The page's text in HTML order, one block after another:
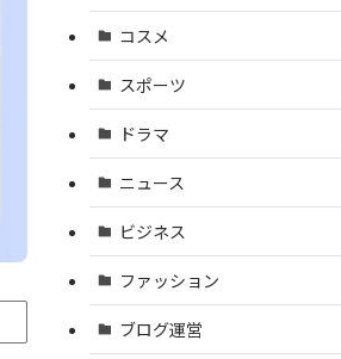
コスメ
スポーツ
ドラマ
ニュース
ビジネス
ファッション
ブログ運営